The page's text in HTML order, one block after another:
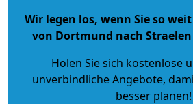
Wir legen los, wenn Sie so
von Dortmund nach
Holen Sie sich kostenlose
unverbindliche Angebote,
besser planen!